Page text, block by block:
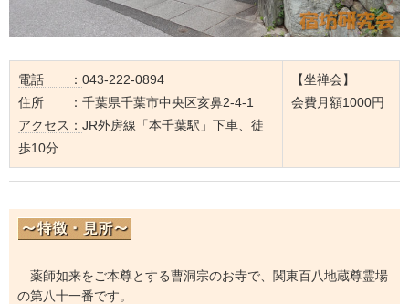
電話 ： 043-222-0894
住所 ： 千葉県千葉市中央区亥鼻2-4-1
アクセス： JR外房線「本千葉駅」下車、徒
歩10分
【坐禅会】
会費月額1000円
薬師如来をご本尊とする曹洞宗のお寺で、関東百八地蔵尊霊場
の第八十一番です。